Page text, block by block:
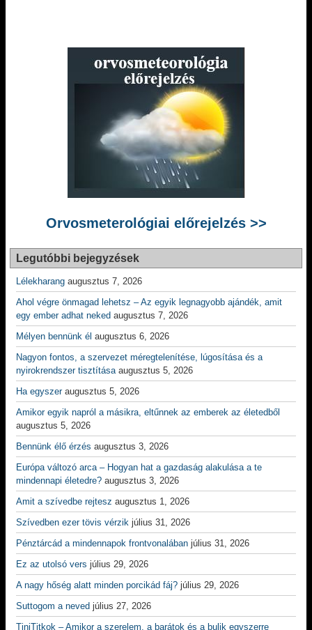
Orvosmeterológiai előrejelzés >>
Legutóbbi bejegyzések
Lélekharang augusztus 7, 2026
Ahol végre önmagad lehetsz – Az egyik legnagyobb ajándék, amit
egy ember adhat neked augusztus 7, 2026
Mélyen bennünk él augusztus 6, 2026
Nagyon fontos, a szervezet méregtelenítése, lúgosítása és a
nyirokrendszer tisztítása augusztus 5, 2026
Ha egyszer augusztus 5, 2026
Amikor egyik napról a másikra, eltűnnek az emberek az életedből
augusztus 5, 2026
Bennünk élő érzés augusztus 3, 2026
Európa változó arca – Hogyan hat a gazdaság alakulása a te
mindennapi életedre? augusztus 3, 2026
Amit a szívedbe rejtesz augusztus 1, 2026
Szívedben ezer tövis vérzik július 31, 2026
Pénztárcád a mindennapok frontvonalában július 31, 2026
Ez az utolsó vers július 29, 2026
A nagy hőség alatt minden porcikád fáj? július 29, 2026
Suttogom a neved július 27, 2026
TiniTitkok – Amikor a szerelem, a barátok és a bulik egyszerre